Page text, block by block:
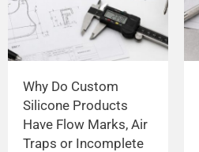
Why Do Custom
Silicone Products
Have Flow Marks, Air
Traps or Incomplete